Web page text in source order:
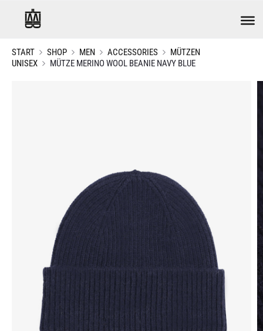
START SHOP MEN ACCESSORIES
MÜTZEN
UNISEX
MÜTZE MERINO WOOL BEANIE NAVY BLUE